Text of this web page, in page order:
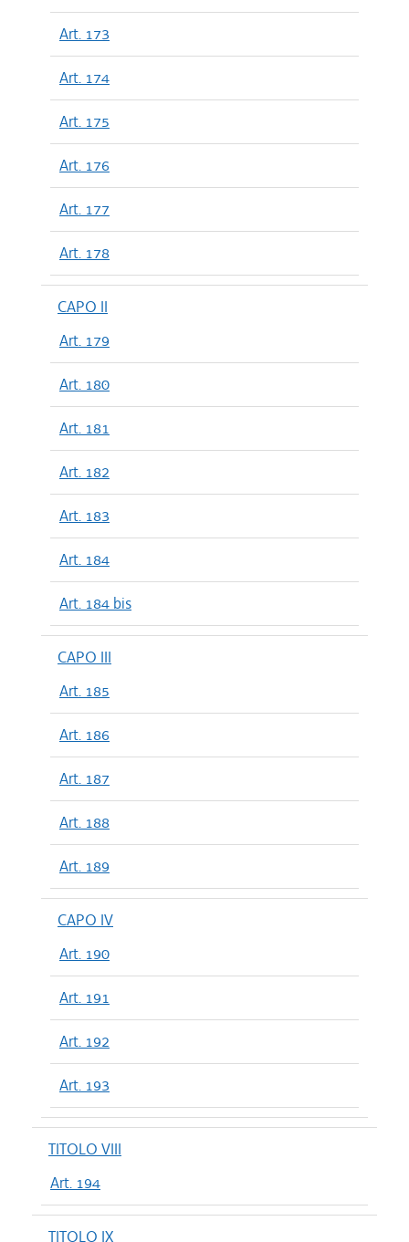
Art. 173
Art. 174
Art. 175
Art. 176
Art. 177
Art. 178
CAPO II
Art. 179
Art. 180
Art. 181
Art. 182
Art. 183
Art. 184
Art. 184 bis
CAPO III
Art. 185
Art. 186
Art. 187
Art. 188
Art. 189
CAPO IV
Art. 190
Art. 191
Art. 192
Art. 193
TITOLO VIII
Art. 194
TITOLO IX